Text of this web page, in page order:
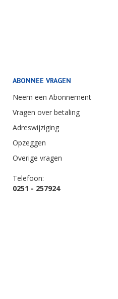
ABONNEE VRAGEN
Neem een Abonnement
Vragen over betaling
Adreswijziging
Opzeggen
Overige vragen
Telefoon:
0251 - 257924